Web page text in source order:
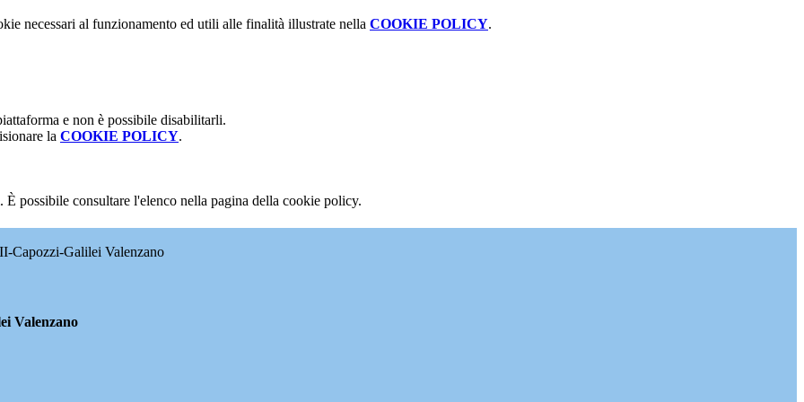
necessari al funzionamento ed utili alle finalità illustrate nella COOKIE POLICY.
e non è possibile disabilitarli.
la COOKIE POLICY.
possibile consultare l'elenco nella pagina della cookie policy.
Capozzi-Galilei Valenzano
Valenzano